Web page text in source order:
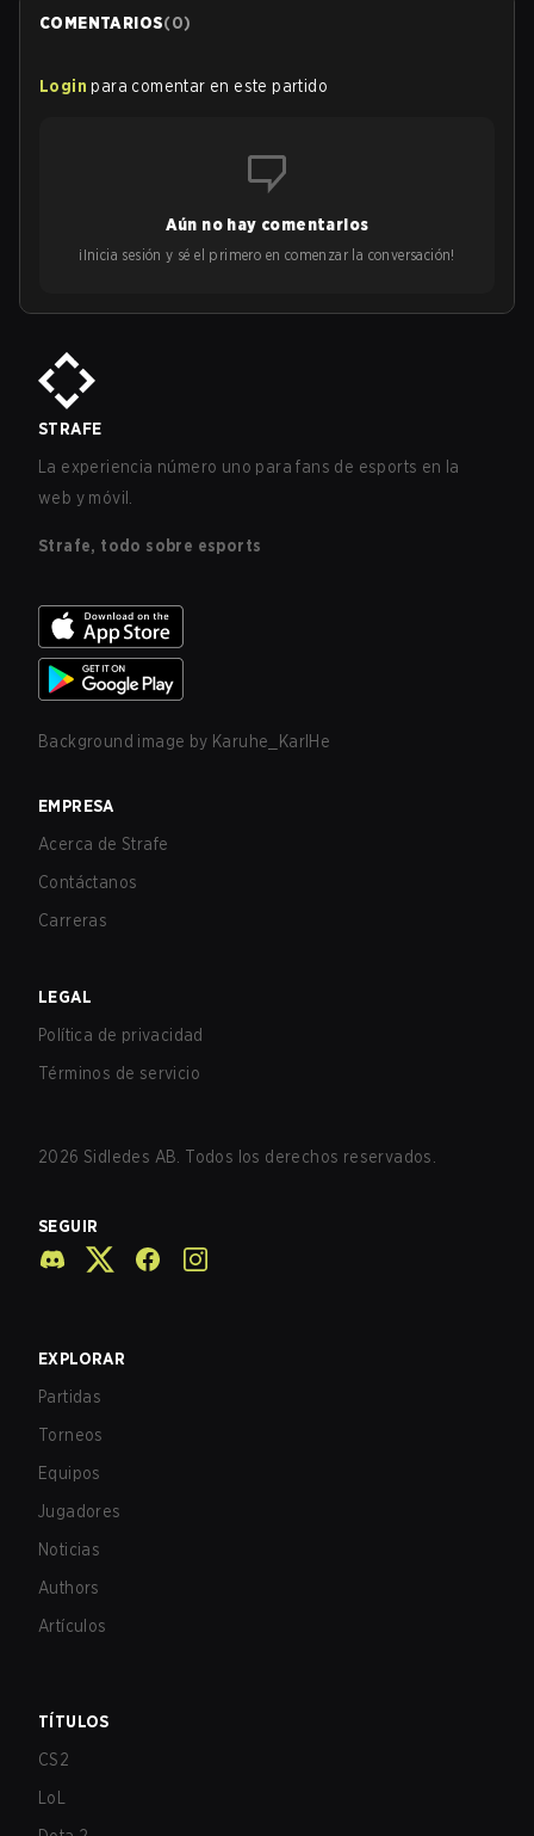
COMENTARIOS(0)
Login para comentar en este partido
Aún no hay comentarios
¡Inicia sesión y sé el primero en comenzar la conversación!
STRAFE
La experiencia número uno para fans de esports en la
web y móvil.
Strafe, todo sobre esports
Background image by Karuhe_KarlHe
EMPRESA
Acerca de Strafe
Contáctanos
Carreras
LEGAL
Política de privacidad
Términos de servicio
2026 Sidledes AB. Todos los derechos reservados.
SEGUIR
EXPLORAR
Partidas
Torneos
Equipos
Jugadores
Noticias
Authors
Artículos
TÍTULOS
CS2
LoL